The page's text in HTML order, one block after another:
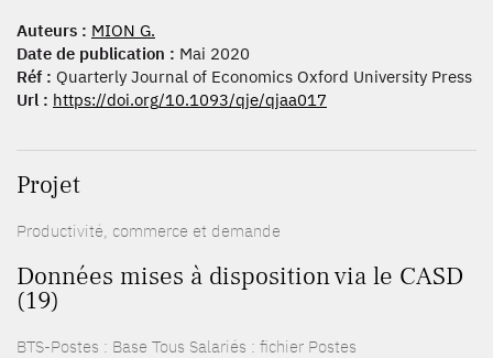
Auteurs : MION G.
Date de publication : Mai 2020
Réf : Quarterly Journal of Economics Oxford University Press
Url : https://doi.org/10.1093/qje/qjaa017
Projet
Productivité, commerce et demande
Données mises à disposition via le CASD
(19)
BTS-Postes : Base Tous Salariés : fichier Postes